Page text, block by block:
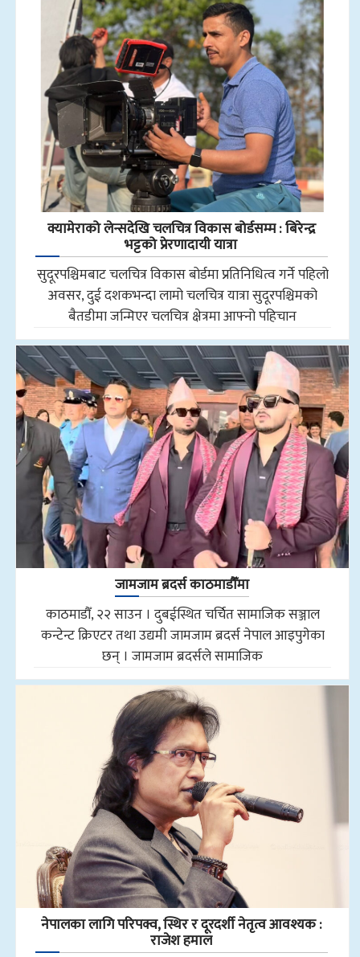
क्यामेराको लेन्सदेखि चलचित्र विकास बोर्डसम्म : बिरेन्द्र
भट्टको प्रेरणादायी यात्रा
सुदूरपश्चिमबाट चलचित्र विकास बोर्डमा प्रतिनिधित्व गर्ने पहिलो
अवसर, दुई दशकभन्दा लामो चलचित्र यात्रा सुदूरपश्चिमको
बैतडीमा जन्मिएर चलचित्र क्षेत्रमा आफ्नो पहिचान
जामजाम ब्रदर्स काठमाडौँमा
काठमाडौँ, २२ साउन । दुबईस्थित चर्चित सामाजिक सञ्जाल
कन्टेन्ट क्रिएटर तथा उद्यमी जामजाम ब्रदर्स नेपाल आइपुगेका
छन् । जामजाम ब्रदर्सले सामाजिक
नेपालका लागि परिपक्व, स्थिर र दूरदर्शी नेतृत्व आवश्यक :
राजेश हमाल